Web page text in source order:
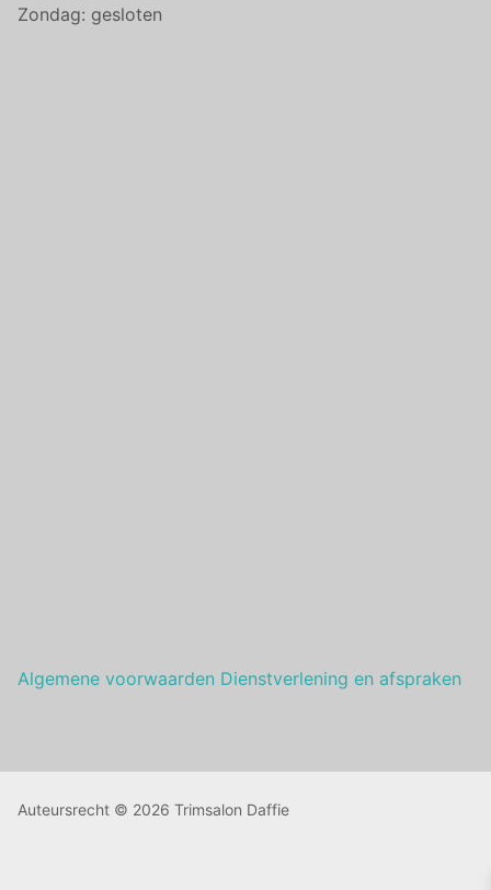
Zondag: gesloten
Algemene voorwaarden Dienstverlening en afspraken
Auteursrecht © 2026 Trimsalon Daffie